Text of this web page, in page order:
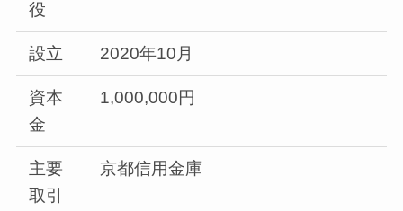
役
設立 2020年10月
資本
金
1,000,000円
主要
取引
京都信用金庫